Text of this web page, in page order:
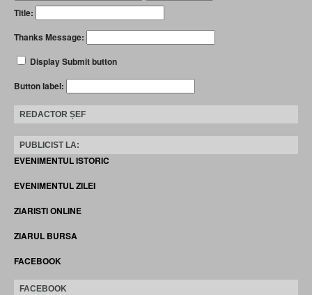
Title:
Thanks Message:
Display Submit button
Button label:
REDACTOR ȘEF
PUBLICIST LA:
EVENIMENTUL ISTORIC
EVENIMENTUL ZILEI
ZIARISTI ONLINE
ZIARUL BURSA
FACEBOOK
FACEBOOK